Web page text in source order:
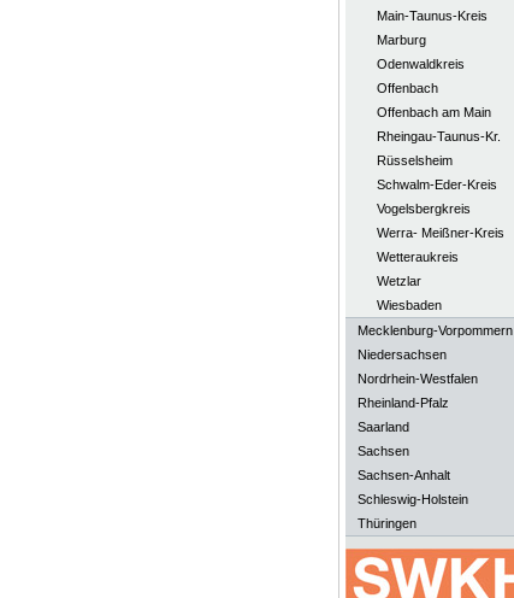
Main-Taunus-Kreis
Marburg
Odenwaldkreis
Offenbach
Offenbach am Main
Rheingau-Taunus-Kr.
Rüsselsheim
Schwalm-Eder-Kreis
Vogelsbergkreis
Werra- Meißner-Kreis
Wetteraukreis
Wetzlar
Wiesbaden
Mecklenburg-Vorpommern
Niedersachsen
Nordrhein-Westfalen
Rheinland-Pfalz
Saarland
Sachsen
Sachsen-Anhalt
Schleswig-Holstein
Thüringen